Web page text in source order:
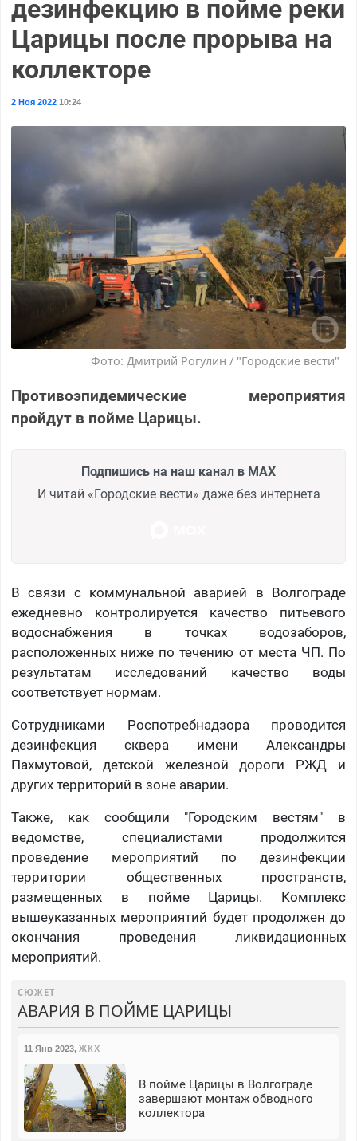
дезинфекцию в пойме реки
Царицы после прорыва на
коллекторе
2 Ноя 202210:24
Фото: Дмитрий Рогулин / "Городские вести"
Противоэпидемические мероприятия
пройдут в пойме Царицы.
Подпишись на наш канал в MAX
И читай «Городские вести» даже без интернета
В связи с коммунальной аварией в Волгограде
ежедневно контролируется качество питьевого
водоснабжения в точках водозаборов,
расположенных ниже по течению от места ЧП. По
результатам исследований качество воды
соответствует нормам.
Сотрудниками Роспотребнадзора проводится
дезинфекция сквера имени Александры
Пахмутовой, детской железной дороги РЖД и
других территорий в зоне аварии.
Также, как сообщили "Городским вестям" в
ведомстве, специалистами продолжится
проведение мероприятий по дезинфекции
территории общественных пространств,
размещенных в пойме Царицы. Комплекс
вышеуказанных мероприятий будет продолжен до
окончания проведения ликвидационных
мероприятий.
СЮЖЕТ
АВАРИЯ В ПОЙМЕ ЦАРИЦЫ
11 Янв 2023, ЖКХ
В пойме Царицы в Волгограде
завершают монтаж обводного
коллектора